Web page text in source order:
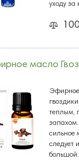
уходу за
масло
теплым,
сильное
следует